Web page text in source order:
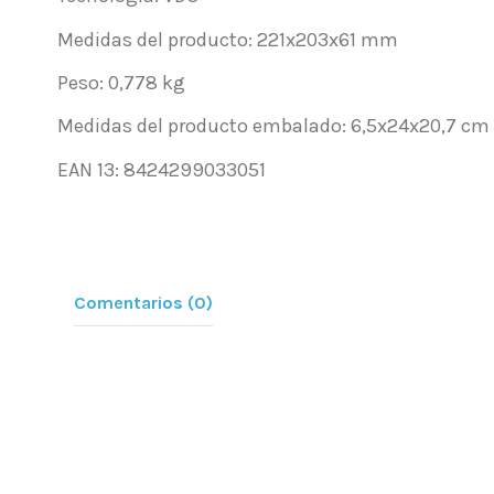
Medidas del producto: 221x203x61 mm
Peso: 0,778 kg
Medidas del producto embalado: 6,5x24x20,7 cm
EAN 13: 8424299033051
Comentarios (0)